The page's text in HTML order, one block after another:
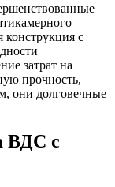
конструкция с
затрат на
прочность,
они долговечные
ВДС с